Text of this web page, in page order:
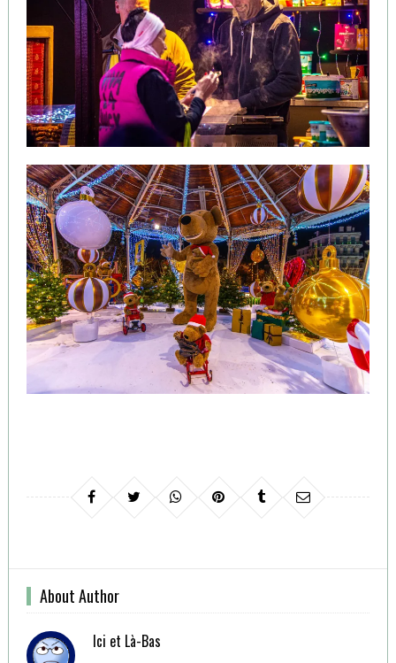
About Author
Ici et Là-Bas